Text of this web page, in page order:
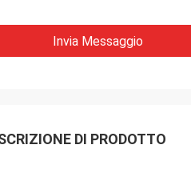
Invia Messaggio
DI PRODOTTO